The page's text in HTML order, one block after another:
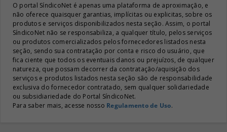
O portal SíndicoNet é apenas uma plataforma de aproximação, e
não oferece quaisquer garantias, implícitas ou explicitas, sobre os
produtos e serviços disponibilizados nesta seção. Assim, o portal
SíndicoNet não se responsabiliza, a qualquer título, pelos serviços
ou produtos comercializados pelos fornecedores listados nesta
seção, sendo sua contratação por conta e risco do usuário, que
fica ciente que todos os eventuais danos ou prejuízos, de qualquer
natureza, que possam decorrer da contratação/aquisição dos
serviços e produtos listados nesta seção são de responsabilidade
exclusiva do fornecedor contratado, sem qualquer solidariedade
ou subsidiariedade do Portal SíndicoNet.
Para saber mais, acesse nosso Regulamento de Uso.